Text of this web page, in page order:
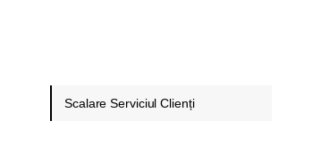
Scalare Serviciul Clienți